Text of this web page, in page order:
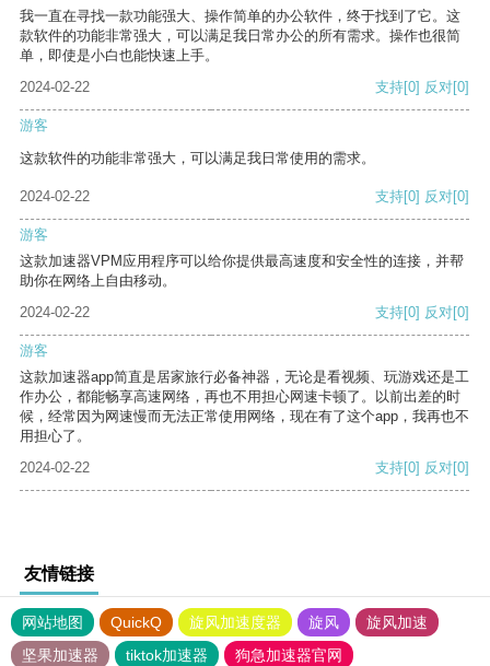
我一直在寻找一款功能强大、操作简单的办公软件，终于找到了它。这
款软件的功能非常强大，可以满足我日常办公的所有需求。操作也很简
单，即使是小白也能快速上手。
2024-02-22
支持[0] 反对[0]
游客
这款软件的功能非常强大，可以满足我日常使用的需求。
2024-02-22 支持[0] 反对[0]
游客
这款加速器VPM应用程序可以给你提供最高速度和安全性的连接，并帮
助你在网络上自由移动。
2024-02-22
支持[0] 反对[0]
游客
这款加速器app简直是居家旅行必备神器，无论是看视频、玩游戏还是工
作办公，都能畅享高速网络，再也不用担心网速卡顿了。以前出差的时
候，经常因为网速慢而无法正常使用网络，现在有了这个app，我再也不
用担心了。
2024-02-22
支持[0] 反对[0]
友情链接
网站地图 QuickQ 旋风加速度器 旋风
旋风加速
坚果加速器
tiktok加速器
狗急加速器官网